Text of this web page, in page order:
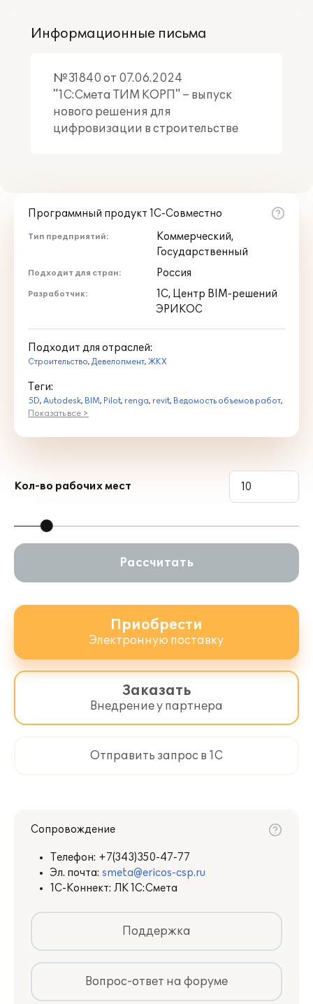
Информационные письма
№31840 от 07.06.2024
"1С:Смета ТИМ КОРП" – выпуск
нового решения для
цифровизации в строительстве
Программный продукт 1С-Совместно
Тип предприятий:
Коммерческий,
Государственный
Подходит для стран: Россия
Разработчик:
1С, Центр BIM-решений
ЭРИКОС
Подходит для отраслей:
Строительство, Девелопмент, ЖКХ
Теги:
5D, Autodesk, BIM, Pilot, renga, revit, Ведомость объемов работ,
Показать все >
Кол-во рабочих мест
Рассчитать
Приобрести
Электронную поставку
Заказать
Внедрение у партнера
Отправить запрос в 1С
Сопровождение
Телефон: +7(343)350-47-77
Эл. почта: smeta@ericos-csp.ru
1С-Коннект: ЛК 1С:Смета
Поддержка
Вопрос-ответ на форуме